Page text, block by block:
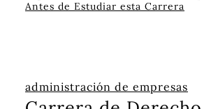
Antes de Estudiar esta Carrera
administración de empresas